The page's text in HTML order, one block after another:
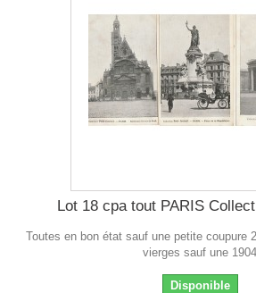
Lot 18 cpa tout PARIS
Toutes en bon état sauf une petite coupure
vierges sauf une 1904
Disponible